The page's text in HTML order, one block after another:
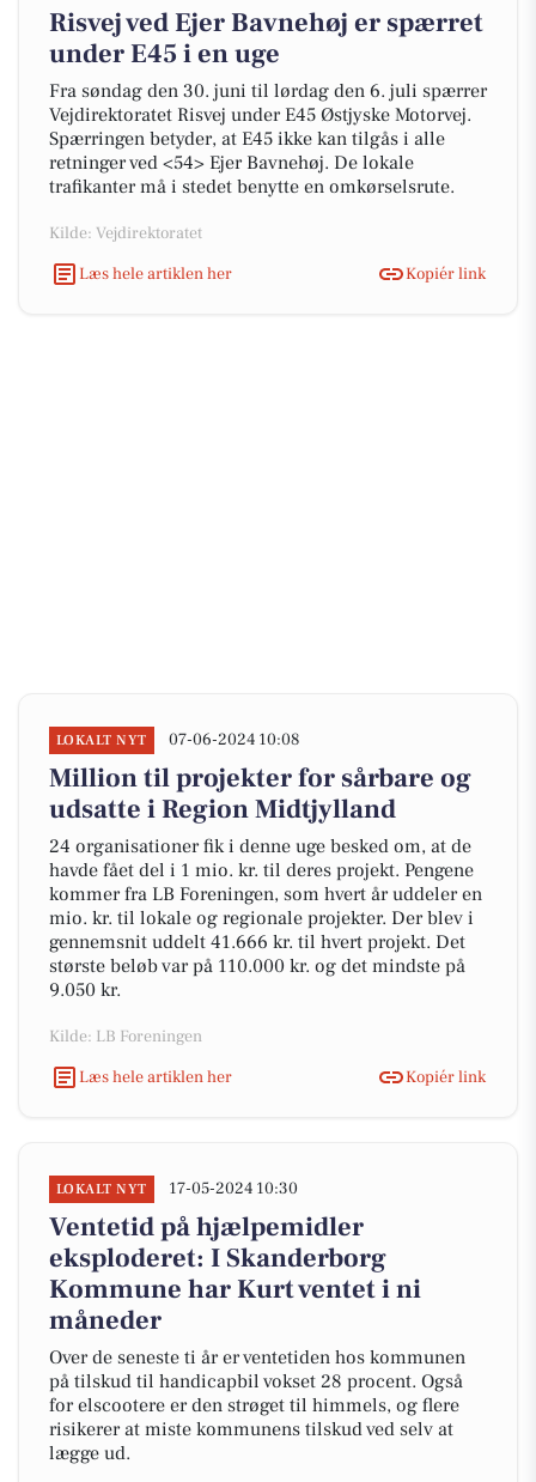
Risvej ved Ejer Bavnehøj er spærret
under E45 i en uge
Fra søndag den 30. juni til lørdag den 6. juli spærrer
Vejdirektoratet Risvej under E45 Østjyske Motorvej.
Spærringen betyder, at E45 ikke kan tilgås i alle
retninger ved <54> Ejer Bavnehøj. De lokale
trafikanter må i stedet benytte en omkørselsrute.
Kilde: Vejdirektoratet
Læs hele artiklen her
Kopiér link
LOKALT NYT 07-06-2024 10:08
Million til projekter for sårbare og
udsatte i Region Midtjylland
24 organisationer fik i denne uge besked om, at de
havde fået del i 1 mio. kr. til deres projekt. Pengene
kommer fra LB Foreningen, som hvert år uddeler en
mio. kr. til lokale og regionale projekter. Der blev i
gennemsnit uddelt 41.666 kr. til hvert projekt. Det
største beløb var på 110.000 kr. og det mindste på
9.050 kr.
Kilde: LB Foreningen
Læs hele artiklen her
Kopiér link
LOKALT NYT 17-05-2024 10:30
Ventetid på hjælpemidler
eksploderet: I Skanderborg
Kommune har Kurt ventet i ni
måneder
Over de seneste ti år er ventetiden hos kommunen
på tilskud til handicapbil vokset 28 procent. Også
for elscootere er den strøget til himmels, og flere
risikerer at miste kommunens tilskud ved selv at
lægge ud.